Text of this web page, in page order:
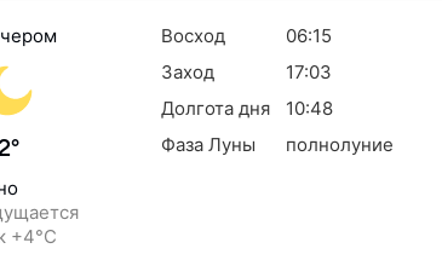
+4°C
Восход
06:15
Заход
17:03
Долгота дня
10:48
Фаза Луны
полнолуние